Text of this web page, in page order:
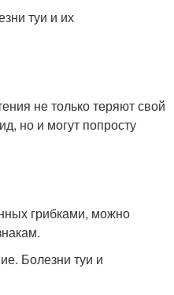
не только теряют свой
но и могут попросту
грибками, можно